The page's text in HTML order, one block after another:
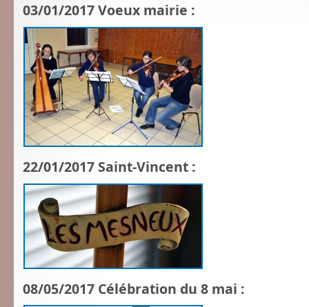
03/01/2017 Voeux mairie :
22/01/2017 Saint-Vincent :
08/05/2017 Célébration du 8 mai :